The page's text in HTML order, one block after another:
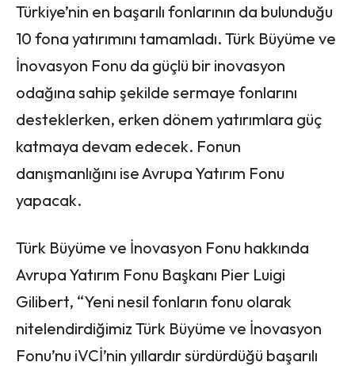
Türkiye’nin en başarılı fonlarının da bulunduğu
10 fona yatırımını tamamladı. Türk Büyüme ve
İnovasyon Fonu da güçlü bir inovasyon
odağına sahip şekilde sermaye fonlarını
desteklerken, erken dönem yatırımlara güç
katmaya devam edecek. Fonun
danışmanlığını ise Avrupa Yatırım Fonu
yapacak.
Türk Büyüme ve İnovasyon Fonu hakkında
Avrupa Yatırım Fonu Başkanı Pier Luigi
Gilibert, “Yeni nesil fonların fonu olarak
nitelendirdiğimiz Türk Büyüme ve İnovasyon
Fonu’nu iVCİ’nin yıllardır sürdürdüğü başarılı